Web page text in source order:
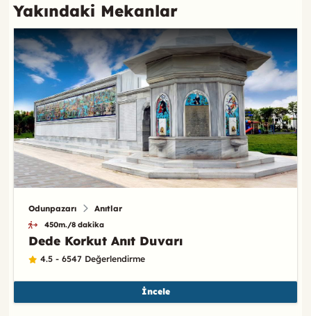
Yakındaki Mekanlar
Odunpazarı Anıtlar
450m./8 dakika
Dede Korkut Anıt Duvarı
4.5 - 6547 Değerlendirme
İncele